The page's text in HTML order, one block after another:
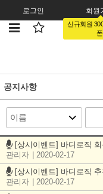
로그인 회원
신규회원
공지사항
[상시이벤트] 바디로직
관리자
| 2020-02-17
[상시이벤트] 바디로직
관리자
| 2020-02-17